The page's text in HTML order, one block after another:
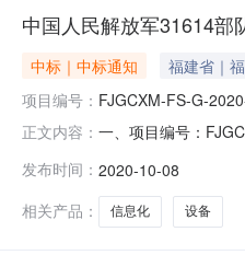
中国人民解放军31614部
中标｜中标通知 福建省｜
项目编号： FJGCXM-FS-G-
正文内容： 一、项目编号：
物单价(元)1北京立
发布时间： 2020-10-08
相关产品：
信息化 设备